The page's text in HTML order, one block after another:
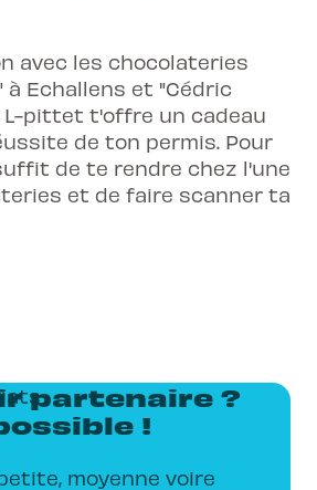
avec les chocolateries
à Echallens et "Cédric
L-pittet t'offre un cadeau
de ton permis. Pour
de te rendre chez l'une
et de faire scanner ta
partenaire ?
!
moyenne voire